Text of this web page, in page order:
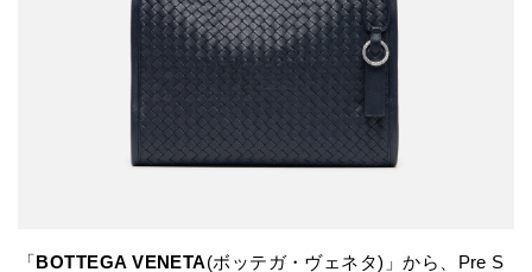
「BOTTEGA VENETA(ボッテガ・ヴェネタ)」から、Pre S